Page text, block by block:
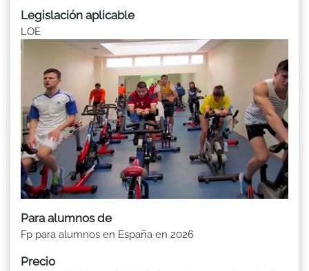
Legislación aplicable
LOE
Para alumnos de
Fp para alumnos en España en 2026
Precio